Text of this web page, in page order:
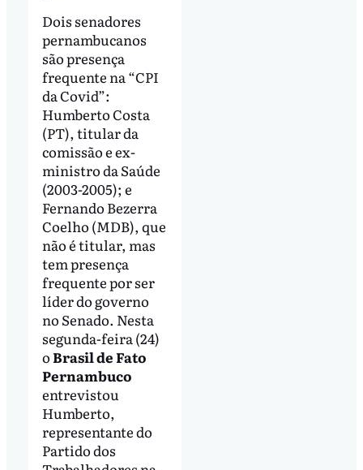
Dois senadores
pernambucanos
são presença
frequente na “CPI
da Covid”:
Humberto Costa
(PT), titular da
comissão e ex-
ministro da Saúde
(2003-2005); e
Fernando Bezerra
Coelho (MDB), que
não é titular, mas
tem presença
frequente por ser
líder do governo
no Senado. Nesta
segunda-feira (24)
oBrasil de Fato
Pernambuco
entrevistou
Humberto,
representante do
Partido dos